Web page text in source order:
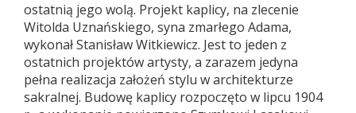
ostatnią jego wolą. Projekt kaplicy, na zlecenie
Witolda Uznańskiego, syna zmarłego Adama,
wykonał Stanisław Witkiewicz. Jest to jeden z
ostatnich projektów artysty, a zarazem jedyna
pełna realizacja założeń stylu w architekturze
sakralnej. Budowę kaplicy rozpoczęto w lipcu 1904